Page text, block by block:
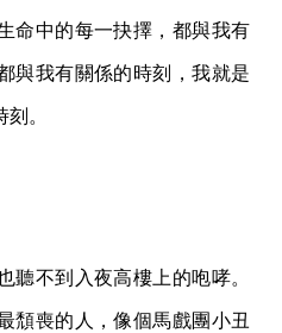
命中的每一抉擇，都與我有
與我有關係的時刻，我就是
。
聽不到入夜高樓上的咆哮。
頹喪的人，像個馬戲團小丑